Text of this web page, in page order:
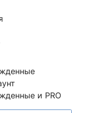
и PRO